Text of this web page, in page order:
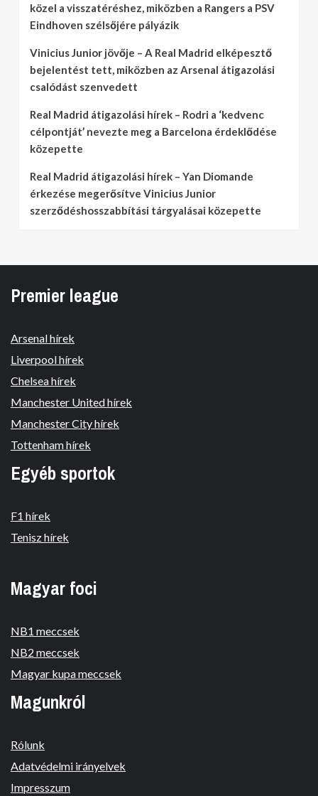
közel a visszatéréshez, miközben a Rangers a PSV
Eindhoven szélsőjére pályázik
Vinicius Junior jövője – A Real Madrid elképesztő
bejelentést tett, miközben az Arsenal átigazolási
csalódást szenvedett
Real Madrid átigazolási hírek – Rodri a ‘kedvenc
célpontját’ nevezte meg a Barcelona érdeklődése
közepette
Real Madrid átigazolási hírek – Yan Diomande
érkezése megerősítve Vinicius Junior
szerződéshosszabbítási tárgyalásai közepette
Premier league
Arsenal hírek
Liverpool hírek
Chelsea hírek
Manchester United hírek
Manchester City hírek
Tottenham hírek
Egyéb sportok
F1 hírek
Tenisz hírek
Magyar foci
NB1 meccsek
NB2 meccsek
Magyar kupa meccsek
Magunkról
Rólunk
Adatvédelmi irányelvek
Impresszum